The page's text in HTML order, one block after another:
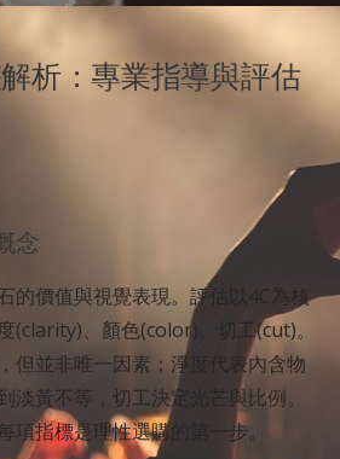
析：專業指導與評估
念
的價值與視覺表現。評估以4C為核
(clarity)、顏色(color)、切工(cut)。
但並非唯一因素；淨度代表內含物
淡黃不等，切工決定光芒與比例。
項指標是理性選購的第一步。